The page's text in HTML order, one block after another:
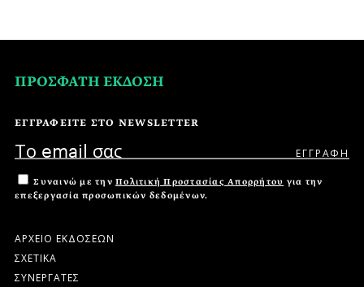
ΠΡΟΣΦΑΤΗ ΕΚΔΟΣΗ
ΕΓΓΡΑΦΕΙΤΕ ΣΤΟ NEWSLETTER
Συναινώ με την Πολιτική Προστασίας Απορρήτου για την
επεξεργασία προσωπικών δεδομένων.
ΑΡΧΕΙΟ ΕΚΔΟΣΕΩΝ
ΣΧΕΤΙΚΑ
ΣΥΝΕΡΓΑΤΕΣ